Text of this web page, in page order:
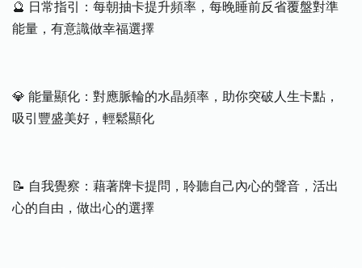
🔮 日常指引：每朝抽卡提升頻率，每晚睡前反省覆盤對準
能量，有意識做幸福選擇
💎 能量顯化：對應脈輪的水晶頻率，助你突破人生卡點，
吸引豐盛美好，輕鬆顯化
📝 自我覺察：藉著牌卡提問，聆聽自己內心的聲音，活出
心的自由，做出心的選擇